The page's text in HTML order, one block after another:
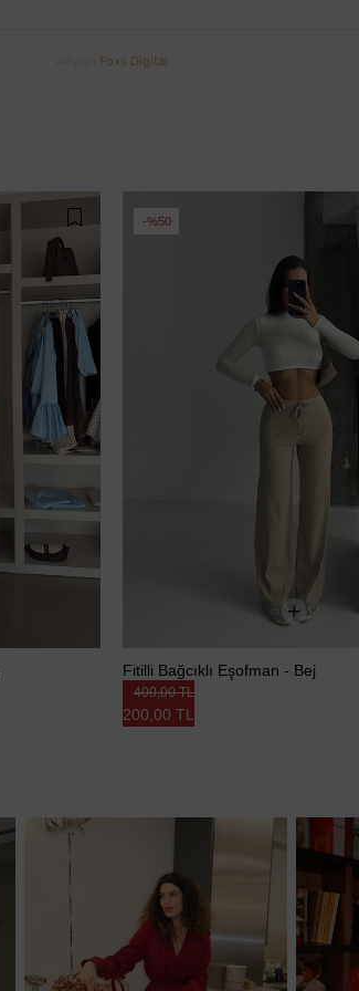
Foxs Digital
%50
Fitilli Bağcıklı Eşofman - Bej
200,00 TL
400,00 TL